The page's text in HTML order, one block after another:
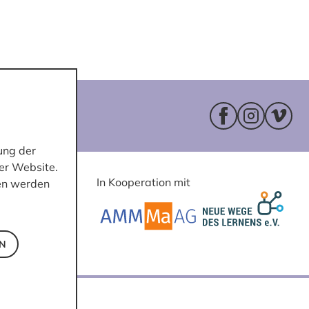
In Kooperation mit
der
Website.
werden